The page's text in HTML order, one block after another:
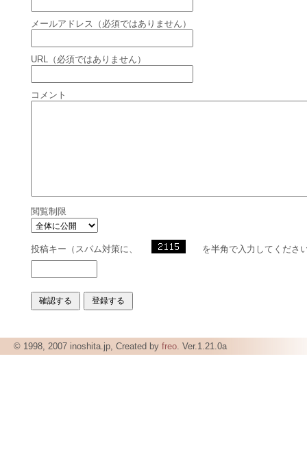
メールアドレス（必須ではありません）
URL（必須ではありません）
コメント
閲覧制限
投稿キー（スパム対策に、 を半角で入力してくださ
© 1998, 2007 inoshita.jp, Created by freo. Ver.1.21.0a